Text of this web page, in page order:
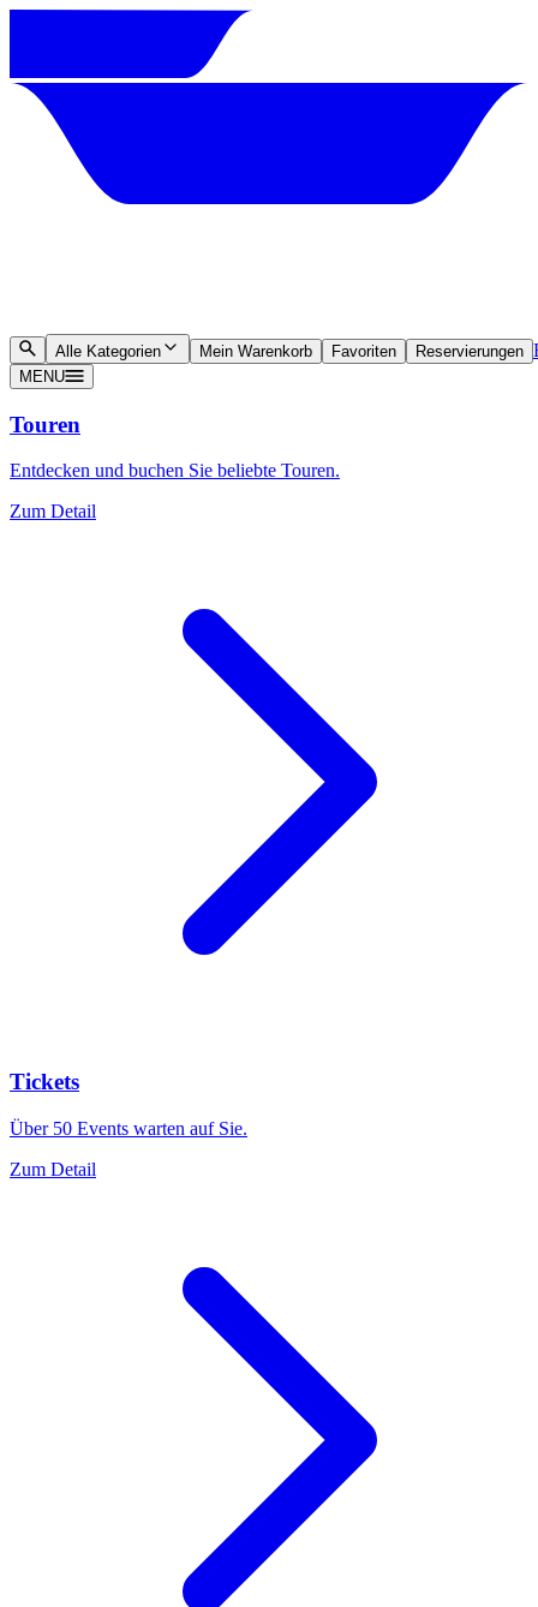
Alle Kategorien Mein Warenkorb Favoriten Reservierungen
MENU
Touren
Entdecken und buchen Sie beliebte Touren.
Zum Detail
Tickets
Über 50 Events warten auf Sie.
Zum Detail